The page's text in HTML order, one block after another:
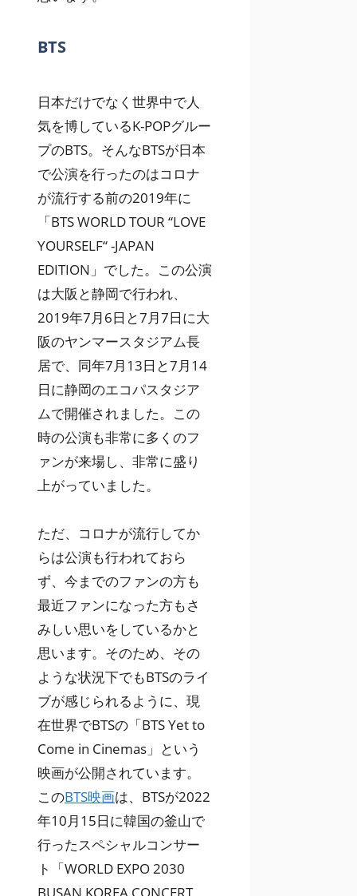
BTS
日本だけでなく世界中で人
気を博しているK-POPグルー
プのBTS。そんなBTSが日本
で公演を行ったのはコロナ
が流行する前の2019年に
「BTS WORLD TOUR “LOVE
YOURSELF“ -JAPAN
EDITION」でした。この公演
は大阪と静岡で行われ、
2019年7月6日と7月7日に大
阪のヤンマースタジアム長
居で、同年7月13日と7月14
日に静岡のエコパスタジア
ムで開催されました。この
時の公演も非常に多くのフ
ァンが来場し、非常に盛り
上がっていました。
ただ、コロナが流行してか
らは公演も行われておら
ず、今までのファンの方も
最近ファンになった方もさ
みしい思いをしているかと
思います。そのため、その
ような状況下でもBTSのライ
ブが感じられるように、現
在世界でBTSの「BTS Yet to
Come in Cinemas」という
映画が公開されています。
このBTS映画は、BTSが2022
年10月15日に韓国の釜山で
行ったスペシャルコンサー
ト「WORLD EXPO 2030